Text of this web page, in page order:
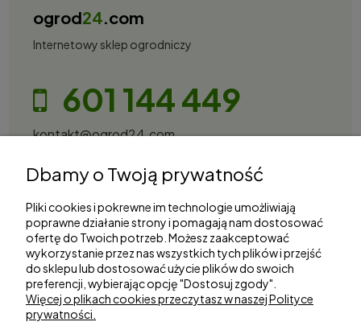
ogrod24.com
Internetowy sklep ogrodniczy
601 144 449
kontakt@ogrod24.com
Gorzowska 27, 66-530 Trzebicz
Zakupy
Informacje
Dbamy o Twoją prywatność
Pliki cookies i pokrewne im technologie umożliwiają
poprawne działanie strony i pomagają nam dostosować
ofertę do Twoich potrzeb. Możesz zaakceptować
wykorzystanie przez nas wszystkich tych plików i przejść
do sklepu lub dostosować użycie plików do swoich
preferencji, wybierając opcję "Dostosuj zgody".
Więcej o plikach cookies przeczytasz w naszej Polityce
prywatności.